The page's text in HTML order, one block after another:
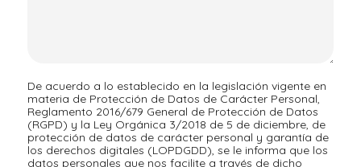
De acuerdo a lo establecido en la legislación vigente en
materia de Protección de Datos de Carácter Personal,
Reglamento 2016/679 General de Protección de Datos
(RGPD) y la Ley Orgánica 3/2018 de 5 de diciembre, de
protección de datos de carácter personal y garantía de
los derechos digitales (LOPDGDD), se le informa que los
datos personales que nos facilite a través de dicho